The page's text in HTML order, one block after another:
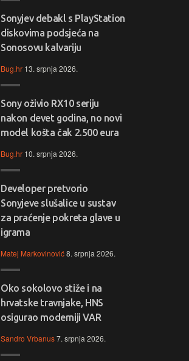
Sonyjev debakl s PlayStation
diskovima podsjeća na
Sonosovu kalvariju
Bug.hr 13. srpnja 2026.
Sony oživio RX10 seriju
nakon devet godina, no novi
model košta čak 2.500 eura
Bug.hr 10. srpnja 2026.
Developer pretvorio
Sonyjeve slušalice u sustav
za praćenje pokreta glave u
igrama
Matej Markovinović8. srpnja 2026.
Oko sokolovo stiže i na
hrvatske travnjake, HNS
osigurao moderniji VAR
Sandro Vrbanus7. srpnja 2026.